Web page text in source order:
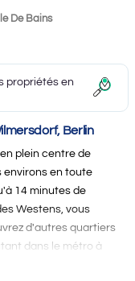
De Bains
propriétés en
Berlin
plein centre de
environs en toute
14 minutes de
Westens, vous
d'autres quartiers
dans le métro à
ou à Station